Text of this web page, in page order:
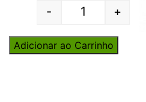
Quantity
- +
Adicionar ao Carrinho